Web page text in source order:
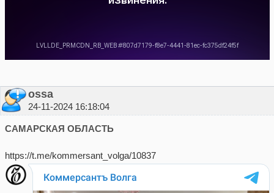
ossa
24-11-2024 16:18:04
САМАРСКАЯ ОБЛАСТЬ
https://t.me/kommersant_volga/10837